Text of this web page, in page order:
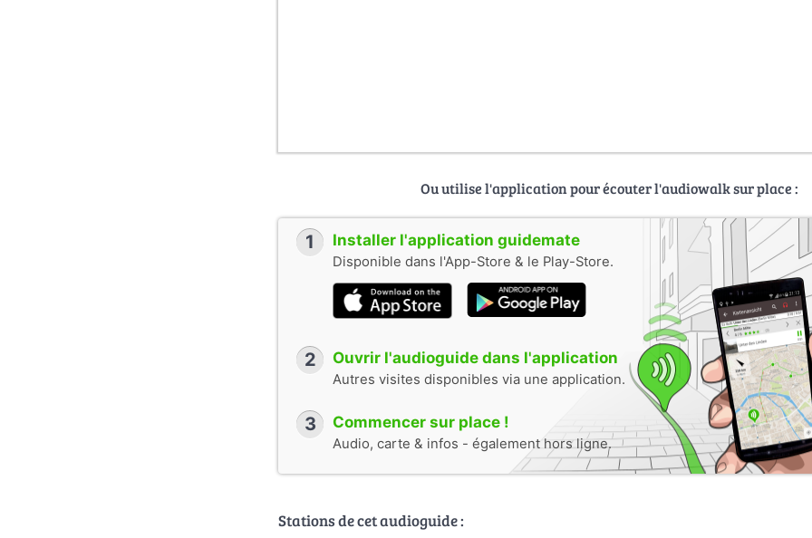
Ou utilise l'application pour écouter l'audiowalk sur place :
1 Installer l'application guidemate
Disponible dans l'App-Store & le Play-Store.
2 Ouvrir l'audioguide dans l'application
Autres visites disponibles via une application.
3 Commencer sur place !
Audio, carte & infos - également hors ligne.
Stations de cet audioguide :